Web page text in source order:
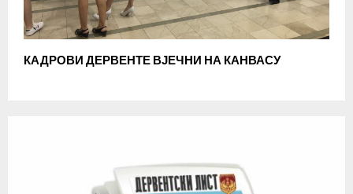
КАДРОВИ ДЕРВЕНТЕ ВЈЕЧНИ НА КАНВАСУ